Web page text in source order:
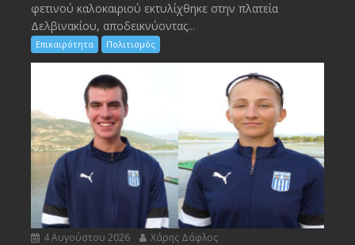
φετινού καλοκαιριού εκτυλίχθηκε στην πλατεία
Δελβινακίου, αποδεικνύοντας...
Επικαιρότητα Πολιτισμός
4 Αυγούστου 2026 Χάρης Δάφλος